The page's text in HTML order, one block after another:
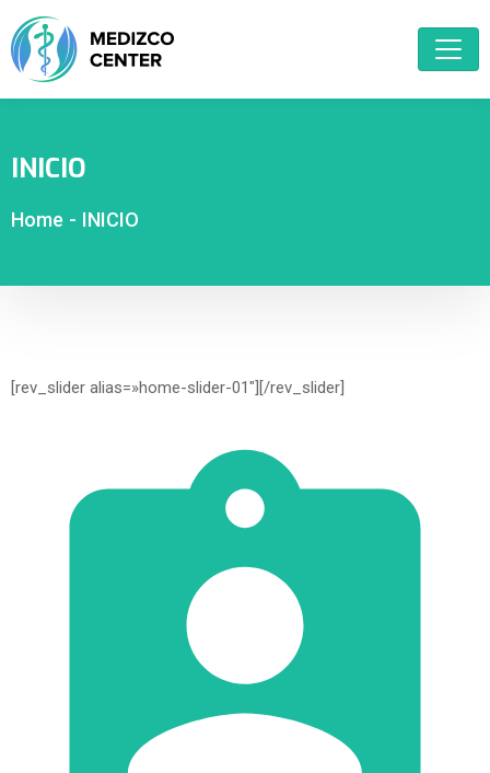
INICIO
Home - INICIO
[rev_slider alias=»home-slider-01″][/rev_slider]